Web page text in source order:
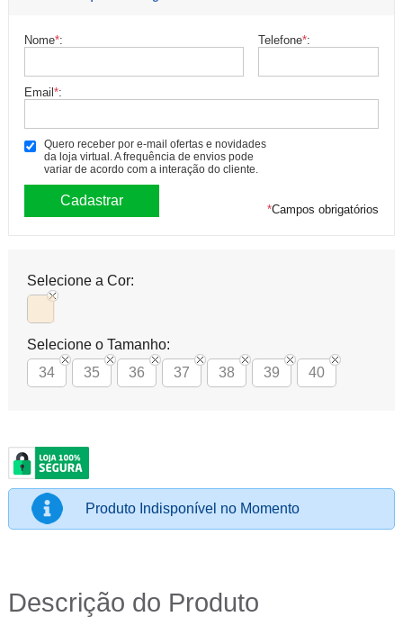
Nome*: Telefone*:
Email*:
Quero receber por e-mail ofertas e novidades
da loja virtual. A frequência de envios pode
variar de acordo com a interação do cliente.
*Campos obrigatórios
Selecione a Cor:
Selecione o Tamanho:
34
35 36 37 38 39 40
Produto Indisponível no Momento
Descrição do Produto